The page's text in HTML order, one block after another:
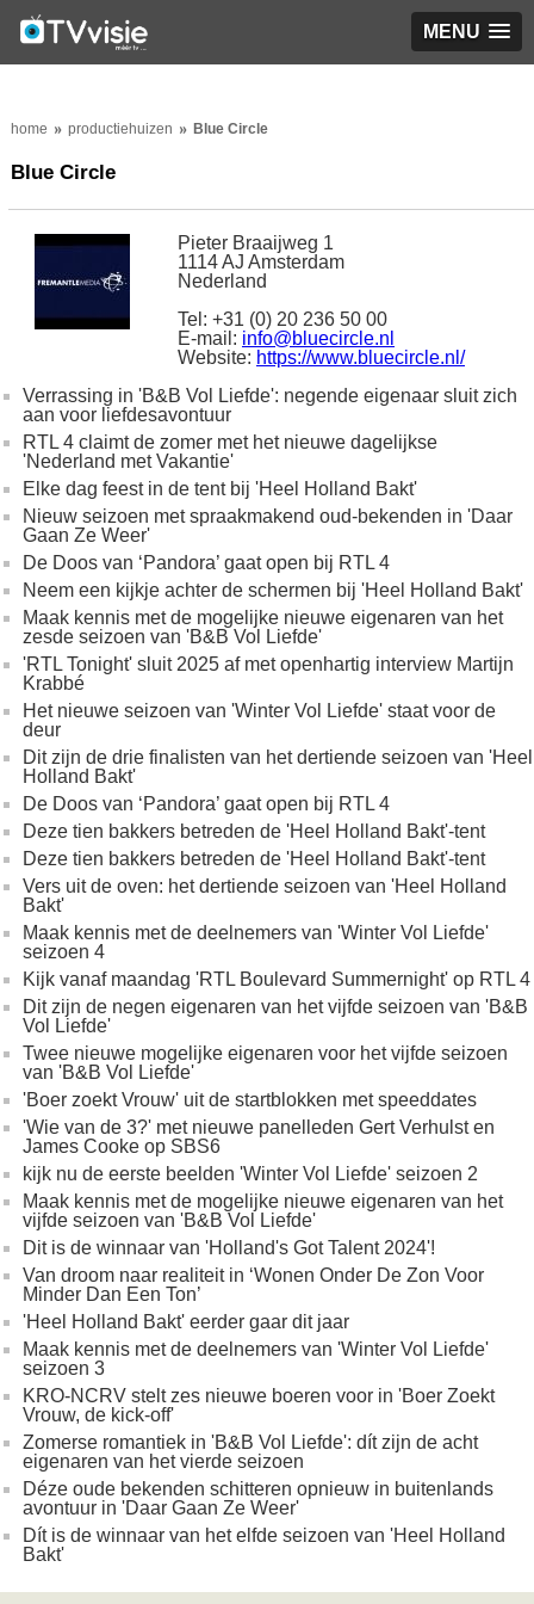
MENU
home productiehuizen Blue Circle
Blue Circle
Pieter Braaijweg 1
1114 AJ Amsterdam
Nederland
Tel: +31 (0) 20 236 50 00
E-mail: info@bluecircle.nl
Website: https://www.bluecircle.nl/
Verrassing in 'B&B Vol Liefde': negende eigenaar sluit zich
aan voor liefdesavontuur
RTL 4 claimt de zomer met het nieuwe dagelijkse
'Nederland met Vakantie'
Elke dag feest in de tent bij 'Heel Holland Bakt'
Nieuw seizoen met spraakmakend oud-bekenden in 'Daar
Gaan Ze Weer'
De Doos van ‘Pandora’ gaat open bij RTL 4
Neem een kijkje achter de schermen bij 'Heel Holland Bakt'
Maak kennis met de mogelijke nieuwe eigenaren van het
zesde seizoen van 'B&B Vol Liefde'
'RTL Tonight' sluit 2025 af met openhartig interview Martijn
Krabbé​
Het nieuwe seizoen van 'Winter Vol Liefde' staat voor de
deur
Dit zijn de drie finalisten van het dertiende seizoen van 'Heel
Holland Bakt'
De Doos van ‘Pandora’ gaat open bij RTL 4
Deze tien bakkers betreden de 'Heel Holland Bakt'-tent
Deze tien bakkers betreden de 'Heel Holland Bakt'-tent
Vers uit de oven: het dertiende seizoen van 'Heel Holland
Bakt'
Maak kennis met de deelnemers van 'Winter Vol Liefde'
seizoen 4
Kijk vanaf maandag 'RTL Boulevard Summernight' op RTL 4
Dit zijn de negen eigenaren van het vijfde seizoen van 'B&B
Vol Liefde'
Twee nieuwe mogelijke eigenaren voor het vijfde seizoen
van 'B&B Vol Liefde'
'Boer zoekt Vrouw' uit de startblokken met speeddates
'Wie van de 3?' met nieuwe panelleden Gert Verhulst en
James Cooke op SBS6
kijk nu de eerste beelden 'Winter Vol Liefde' seizoen 2
Maak kennis met de mogelijke nieuwe eigenaren van het
vijfde seizoen van 'B&B Vol Liefde'
Dit is de winnaar van 'Holland's Got Talent 2024'!
Van droom naar realiteit in ‘Wonen Onder De Zon Voor
Minder Dan Een Ton’
'Heel Holland Bakt' eerder gaar dit jaar
Maak kennis met de deelnemers van 'Winter Vol Liefde'
seizoen 3
KRO-NCRV stelt zes nieuwe boeren voor in 'Boer Zoekt
Vrouw, de kick-off'
Zomerse romantiek in 'B&B Vol Liefde': dít zijn de acht
eigenaren van het vierde seizoen
Déze oude bekenden schitteren opnieuw in buitenlands
avontuur in 'Daar Gaan Ze Weer'
Dít is de winnaar van het elfde seizoen van 'Heel Holland
Bakt'